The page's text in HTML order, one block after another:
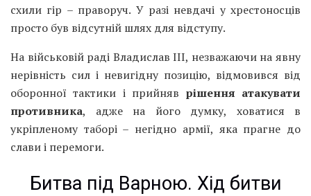
схили гір – праворуч. У разі невдачі у хрестоносців
просто був відсутній шлях для відступу.
На військовій раді Владислав III, незважаючи на явну
нерівність сил і невигідну позицію, відмовився від
оборонної тактики і прийняв рішення атакувати
противника, адже на його думку, ховатися в
укріпленому таборі – негідно армії, яка прагне до
слави і перемоги.
Битва під Варною. Хід битви